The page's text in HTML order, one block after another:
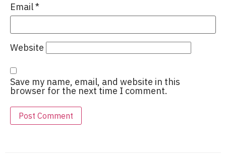
Email*
Website
Save my name, email, and website in this
browser for the next time I comment.